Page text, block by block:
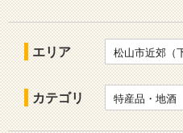
エリア 松山市近郊（
カテゴリ 特産品・地酒